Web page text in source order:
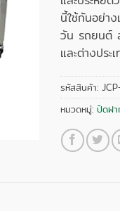
นี้ใช้กันอย่า
วัน รถยนต์
และต่างประ
รหัสสินค้า:
หมวดหมู่: ปิดฝ